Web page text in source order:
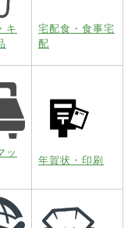
キ
宅配食・食事宅
配
ッ
年賀状・印刷